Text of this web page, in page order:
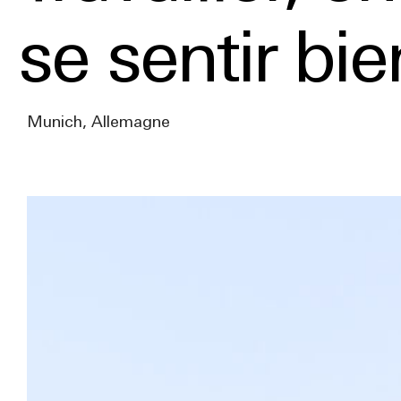
se sentir
Munich, Allemagne